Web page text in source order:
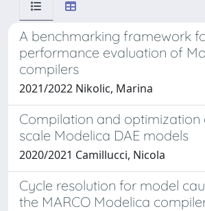
A benchmarking framework
performance evaluation of
compilers
2021/2022 Nikolic, Marina
Compilation and optimization
scale Modelica DAE models
2020/2021 Camillucci, Nicola
Cycle resolution for model
the MARCO Modelica